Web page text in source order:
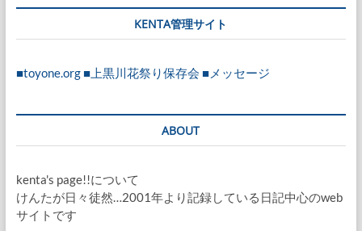
KENTA管理サイト
■toyone.org ■上黒川花祭り保存会 ■メッセージ
ABOUT
kenta's page!!について
けんたが日々徒然…2001年より記録している日記中心のweb
サイトです